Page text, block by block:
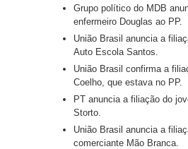
Grupo político do MDB
enfermeiro Douglas ao PP.
União Brasil anuncia a
Auto Escola Santos.
União Brasil confirma a
Coelho, que estava no PP.
PT anuncia a filiação do
Storto.
União Brasil anuncia a
comerciante Mão Branca.